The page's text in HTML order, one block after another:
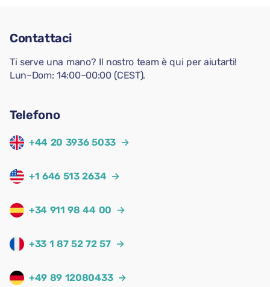
Contattaci
Ti serve una mano? Il nostro team è qui per aiutarti!
Lun–Dom: 14:00–00:00 (CEST).
Telefono
+44 20 3936 5033 →
+1 646 513 2634 →
+34 911 98 44 00 →
+33 1 87 52 72 57 →
+49 89 12080433 →